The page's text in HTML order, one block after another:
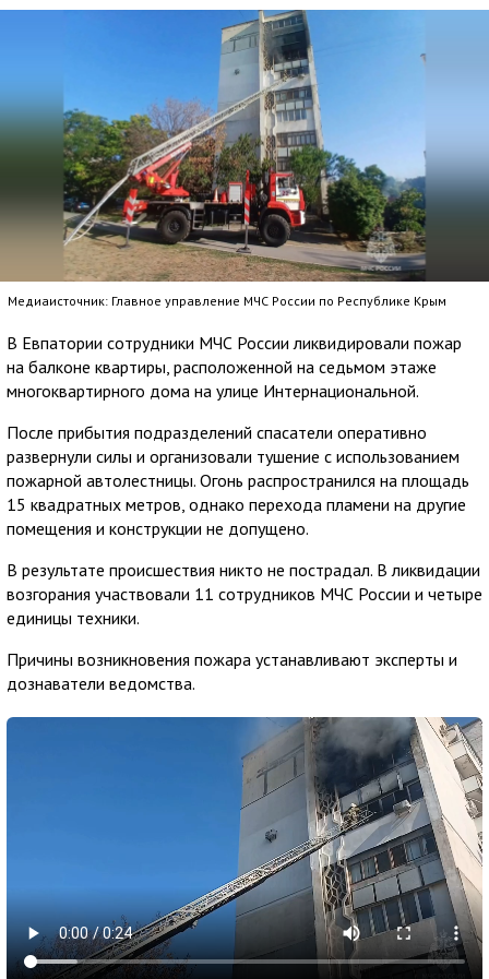
Медиаисточник: Главное управление МЧС России по Республике Крым
В Евпатории сотрудники МЧС России ликвидировали пожар
на балконе квартиры, расположенной на седьмом этаже
многоквартирного дома на улице Интернациональной.
После прибытия подразделений спасатели оперативно
развернули силы и организовали тушение с использованием
пожарной автолестницы. Огонь распространился на площадь
15 квадратных метров, однако перехода пламени на другие
помещения и конструкции не допущено.
В результате происшествия никто не пострадал. В ликвидации
возгорания участвовали 11 сотрудников МЧС России и четыре
единицы техники.
Причины возникновения пожара устанавливают эксперты и
дознаватели ведомства.